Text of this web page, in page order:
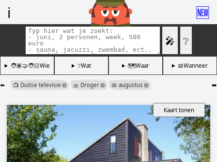
ℹ️ 🆕
🎤 ❔
🧑🏽‍🤝‍🧑🏻Wie ❔Wat 🗺️Waar 📅Wanneer
⬅️ ➡️
📺 Duitse televisie ❎ 🧺 Droger ❎ 📅 augustus ❎
Kaart tonen